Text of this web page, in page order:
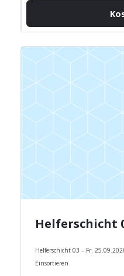
Helferschicht 03 – Fr.
Einsortieren